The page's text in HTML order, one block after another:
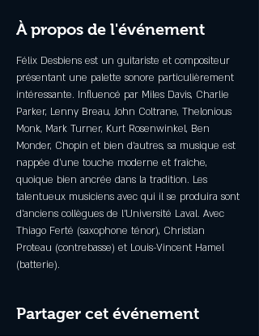
À propos de l'événement
Félix Desbiens est un guitariste et compositeur
présentant une palette sonore particulièrement
intéressante. Influencé par Miles Davis, Charlie
Parker, Lenny Breau, John Coltrane, Thelonious
Monk, Mark Turner, Kurt Rosenwinkel, Ben
Monder, Chopin et bien d’autres, sa musique est
nappée d’une touche moderne et fraîche,
quoique bien ancrée dans la tradition. Les
talentueux musiciens avec qui il se produira sont
d’anciens collègues de l’Université Laval. Avec
Thiago Ferté (saxophone ténor), Christian
Proteau (contrebasse) et Louis-Vincent Hamel
(batterie).
Partager cet événement